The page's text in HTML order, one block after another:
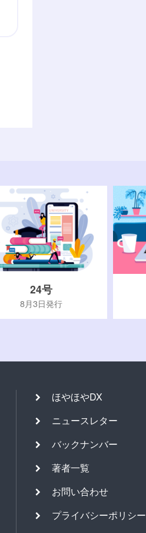
24号
8月3日発行
ほやほやDX
ニュースレター
バックナンバー
著者一覧
お問い合わせ
プライバシーポリシー